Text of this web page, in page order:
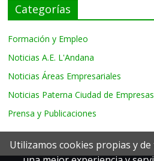
Categorías
Formación y Empleo
Noticias A.E. L'Andana
Noticias Áreas Empresariales
Noticias Paterna Ciudad de Empresas
Prensa y Publicaciones
Utilizamos cookies propias y